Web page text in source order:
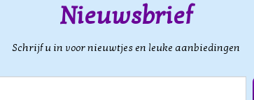
Nieuwsbrief
Schrijf u in voor nieuwtjes en leuke aanbiedingen